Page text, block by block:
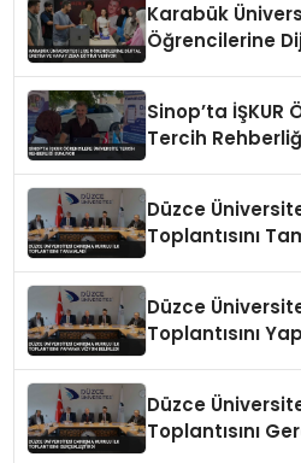
Karabük
Öğrencilerine
Sinop’ta
Tercih
Düzce
Toplantısını
Düzce
Toplantısını
Düzce
Toplantısını